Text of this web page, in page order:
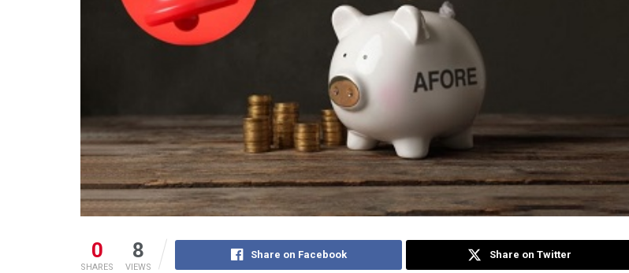
0
SHARES
8
VIEWS
Share on Facebook Share on Twitter